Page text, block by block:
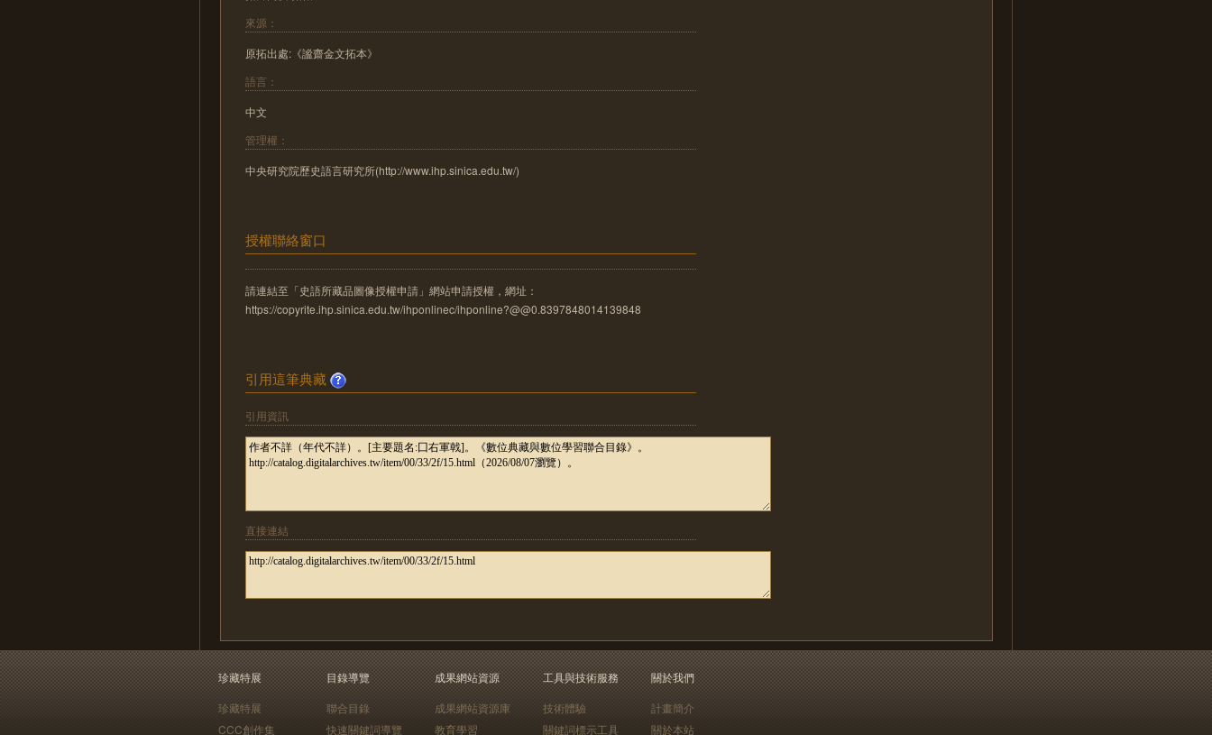
來源：
原拓出處:《謐齋金文拓本》
語言：
中文
管理權：
中央研究院歷史語言研究所(http://www.ihp.sinica.edu.tw/)
授權聯絡窗口
請連結至「史語所藏品圖像授權申請」網站申請授權，網址：
https://copyrite.ihp.sinica.edu.tw/ihponlinec/ihponline?@@0.8397848014139848
引用這筆典藏
引用資訊
直接連結
珍藏特展
珍藏特展
CCC創作集
目錄導覽
聯合目錄
快速關鍵詞導覽
成果網站資源
成果網站資源庫
教育學習
工具與技術服務
技術體驗
關鍵詞標示工具
關於我們
計畫簡介
關於本站